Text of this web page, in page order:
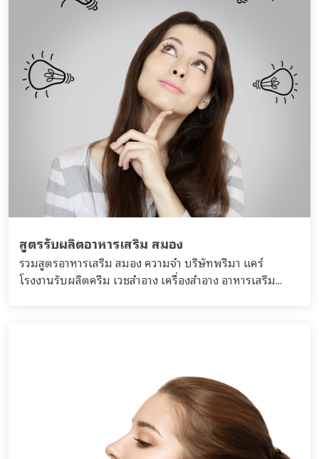
สูตรรับผลิตอาหารเสริม สมอง
รวมสูตรอาหารเสริม สมอง ความจำ บริษัทพรีมา แคร์
โรงงานรับผลิตครีม เวชสำอาง เครื่องสำอาง อาหารเสริม...